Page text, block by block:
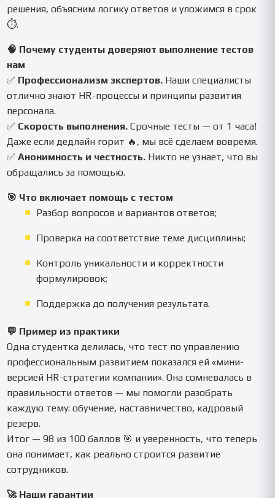
решения, объясним логику ответов и уложимся в срок
⏱️.
🧠 Почему студенты доверяют выполнение тестов
нам
✅ Профессионализм экспертов. Наши специалисты
отлично знают HR-процессы и принципы развития
персонала.
✅ Скорость выполнения. Срочные тесты — от 1 часа!
Даже если дедлайн горит 🔥, мы всё сделаем вовремя.
✅Анонимность и честность. Никто не узнает, что вы
обращались за помощью.
🎯 Что включает помощь с тестом
Разбор вопросов и вариантов ответов;
Проверка на соответствие теме дисциплины;
Контроль уникальности и корректности
формулировок;
Поддержка до получения результата.
💬 Пример из практики
Одна студентка делилась, что тест по управлению
профессиональным развитием показался ей «мини-
версией HR-стратегии компании». Она сомневалась в
правильности ответов — мы помогли разобрать
каждую тему: обучение, наставничество, кадровый
резерв.
Итог — 98 из 100 баллов 🎯 и уверенность, что теперь
она понимает, как реально строится развитие
сотрудников.
🚀 Наши гарантии